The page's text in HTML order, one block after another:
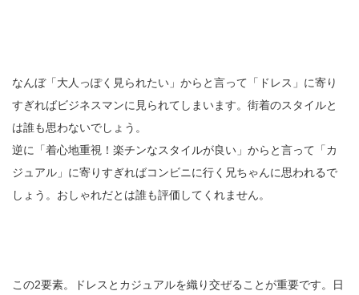
なんぼ「大人っぽく見られたい」からと言って「ドレス」に寄り
すぎればビジネスマンに見られてしまいます。街着のスタイルと
は誰も思わないでしょう。
逆に「着心地重視！楽チンなスタイルが良い」からと言って「カ
ジュアル」に寄りすぎればコンビニに行く兄ちゃんに思われるで
しょう。おしゃれだとは誰も評価してくれません。
この2要素。ドレスとカジュアルを織り交ぜることが重要です。日